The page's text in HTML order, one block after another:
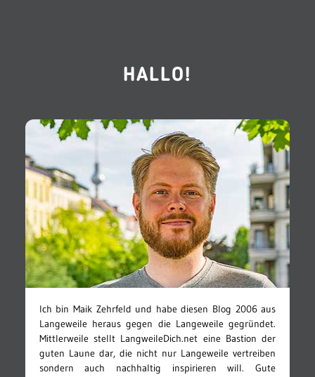
HALLO!
Ich bin Maik Zehrfeld und habe diesen Blog 2006 aus
Langeweile heraus gegen die Langeweile gegründet.
Mittlerweile stellt LangweileDich.net eine Bastion der
guten Laune dar, die nicht nur Langeweile vertreiben
sondern auch nachhaltig inspirieren will. Gute